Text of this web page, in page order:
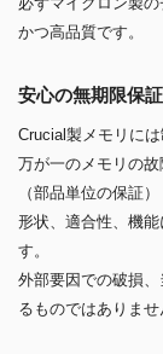
かつ高品質です。
安心の無期限保証
Crucial製メモリに
万が一のメモリの故
（部品単位の保証）
形状、適合性、機
す。
外部要因での破損
るものではありませ